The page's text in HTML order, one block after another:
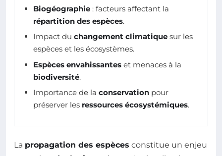
Biogéographie : facteurs affectant la
répartition des espèces.
Impact du changement climatique sur les
espèces et les écosystèmes.
Espèces envahissantes et menaces à la
biodiversité.
Importance de la conservation pour
préserver les ressources écosystémiques.
La propagation des espèces constitue un enjeu